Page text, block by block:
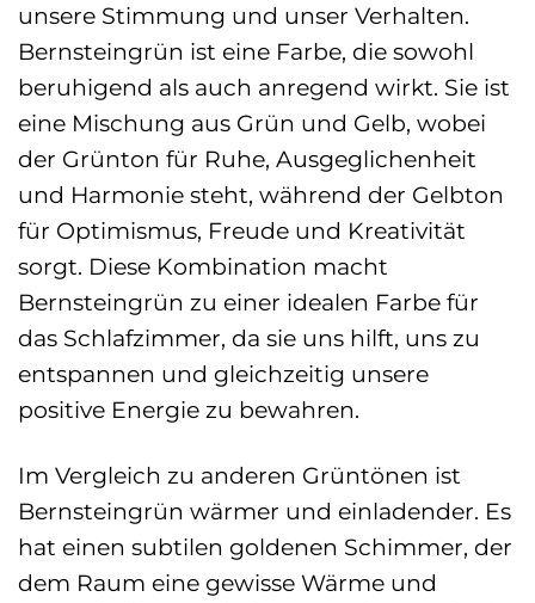
unsere Stimmung und unser Verhalten.
Bernsteingrün ist eine Farbe, die sowohl
beruhigend als auch anregend wirkt. Sie ist
eine Mischung aus Grün und Gelb, wobei
der Grünton für Ruhe, Ausgeglichenheit
und Harmonie steht, während der Gelbton
für Optimismus, Freude und Kreativität
sorgt. Diese Kombination macht
Bernsteingrün zu einer idealen Farbe für
das Schlafzimmer, da sie uns hilft, uns zu
entspannen und gleichzeitig unsere
positive Energie zu bewahren.
Im Vergleich zu anderen Grüntönen ist
Bernsteingrün wärmer und einladender. Es
hat einen subtilen goldenen Schimmer, der
dem Raum eine gewisse Wärme und